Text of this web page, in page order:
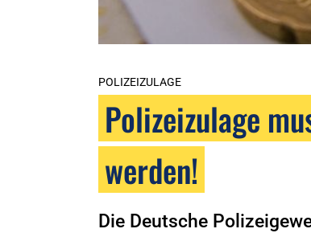
POLIZEIZULAGE
Polizeizulage
werden!
Die Deutsche